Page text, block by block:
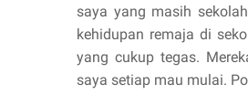
saya yang masih
kehidupan remaja di
yang cukup tegas.
saya setiap mau mulai.